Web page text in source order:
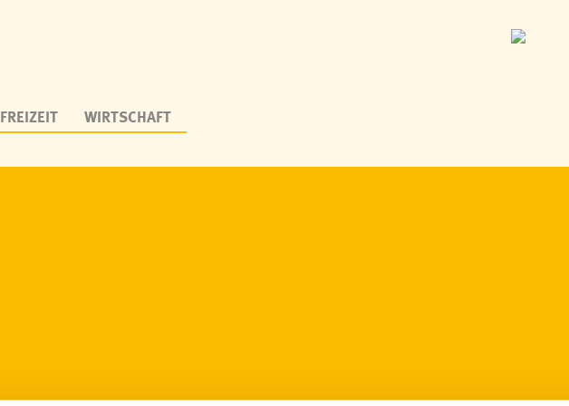
FREIZEIT WIRTSCHAFT